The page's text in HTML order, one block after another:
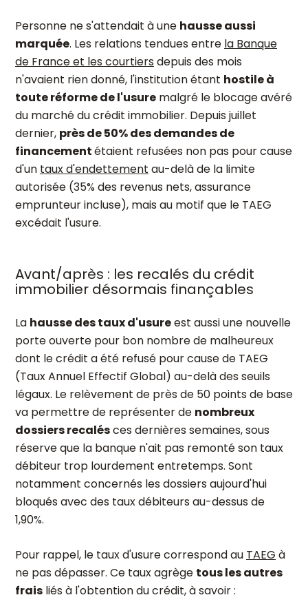
Personne ne s'attendait à une hausse aussi
marquée. Les relations tendues entre la Banque
de France et les courtiersdepuis des mois
n'avaient rien donné, l'institution étant hostile à
toute réforme de l'usure malgré le blocage avéré
du marché du crédit immobilier. Depuis juillet
dernier, près de 50% des demandes de
financementétaient refusées non pas pour cause
d'un taux d'endettement au-delà de la limite
autorisée (35% des revenus nets, assurance
emprunteur incluse), mais au motif que le TAEG
excédait l'usure.
Avant/après : les recalés du crédit
immobilier désormais finançables
La hausse des taux d'usureest aussi une nouvelle
porte ouverte pour bon nombre de malheureux
dont le crédit a été refusé pour cause de TAEG
(Taux Annuel Effectif Global) au-delà des seuils
légaux. Le relèvement de près de 50 points de base
va permettre de représenter de nombreux
dossiers recalésces dernières semaines, sous
réserve que la banque n'ait pas remonté son taux
débiteur trop lourdement entretemps. Sont
notamment concernés les dossiers aujourd'hui
bloqués avec des taux débiteurs au-dessus de
1,90%.
Pour rappel, le taux d'usure correspond au TAEG à
ne pas dépasser. Ce taux agrège tous les autres
frais liés à l'obtention du crédit, à savoir :